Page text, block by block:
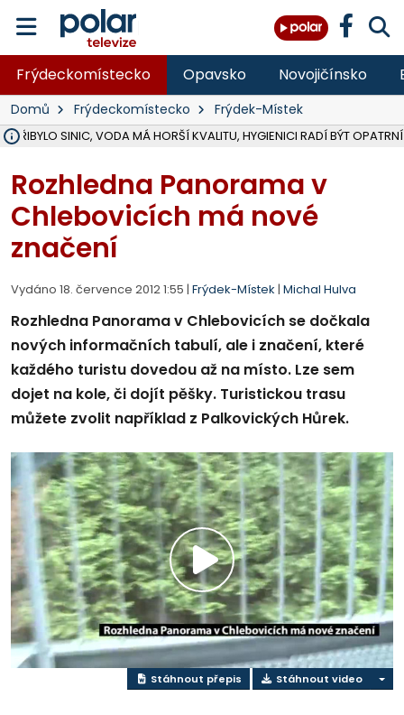
Frýdeckomístecko Opavsko Novojičínsko
Domů Frýdeckomístecko Frýdek-Místek
PŘIBYLO SINIC, VODA MÁ HORŠÍ KVALITU, HYGIENICI RADÍ BÝT OPATRNÍ
Rozhledna Panorama v
Chlebovicích má nové
značení
Vydáno 18. července 2012 1:55 | Frýdek-Místek | Michal Hulva
Rozhledna Panorama v Chlebovicích se dočkala
nových informačních tabulí, ale i značení, které
každého turistu dovedou až na místo. Lze sem
dojet na kole, či dojít pěšky. Turistickou trasu
můžete zvolit například z Palkovických Hůrek.
Přehrát
video
Stáhnout přepis Stáhnout video